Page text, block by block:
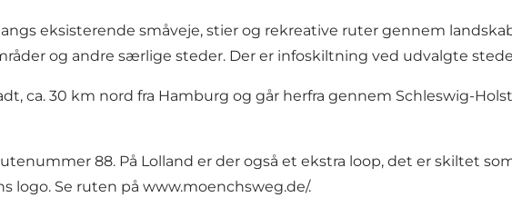
eksisterende småveje, stier og rekreative ruter gennem
og andre særlige steder. Der er infoskiltning ved udvalgte
ca. 30 km nord fra Hamburg og går herfra gennem Schleswig-
88. På Lolland er der også et ekstra loop, det er skiltet
logo. Se ruten på www.moenchsweg.de/.